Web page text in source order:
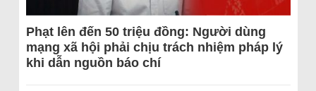
Phạt lên đến 50 triệu đồng: Người dùng
mạng xã hội phải chịu trách nhiệm pháp lý
khi dẫn nguồn báo chí